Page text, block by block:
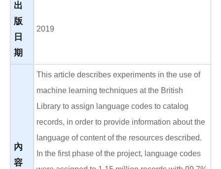
出
版
日
期
2019
內
容
This article describes experiments in the use of
machine learning techniques at the British
Library to assign language codes to catalog
records, in order to provide information about the
language of content of the resources described.
In the first phase of the project, language codes